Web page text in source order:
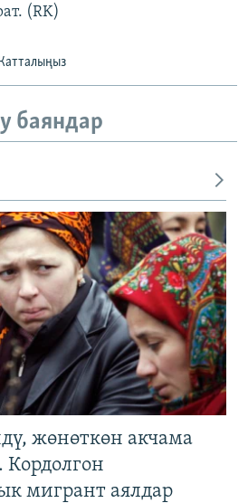
(RK)
баяндар
жөнөткөн акчама
мигрант аялдар